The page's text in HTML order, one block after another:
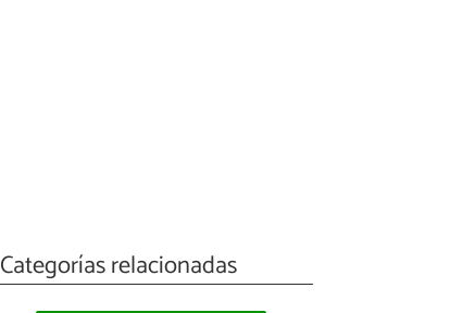
Categorías relacionadas